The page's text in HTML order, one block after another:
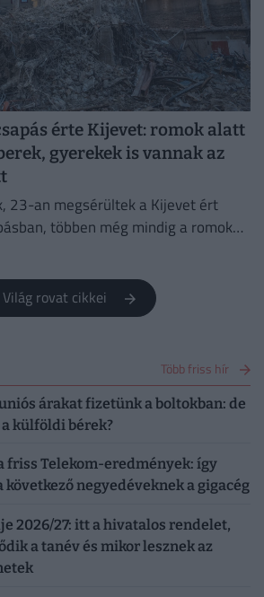
érte Kijevet: romok alatt
gyerekek is vannak az
23-an megsérültek a Kijevet ért
többen még mindig a romok
rovat cikkei
Több friss hír
árakat fizetünk a boltokban: de
külföldi bérek?
friss Telekom-eredmények: így
következő negyedéveknek a gigacég
2026/27: itt a hivatalos rendelet,
a tanév és mikor lesznek az